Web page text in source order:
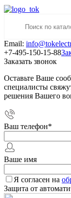
Email:
+7-495-150-15-88
Заказать звонок
Оставьте Ваше
специалисты
решения Вашего
Ваш телефон*
Ваше имя
Я согласен на
Защита от